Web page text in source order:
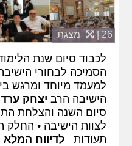
26 | מצגת
לכבוד סיום שנת
הסמיכה לבחורי
למעמד מיוחד ומרגש
הישיבה הרב יצחק ערד
סיום השנה והצלחת
לצוות הישיבה •
תעודותלדיווח המלא